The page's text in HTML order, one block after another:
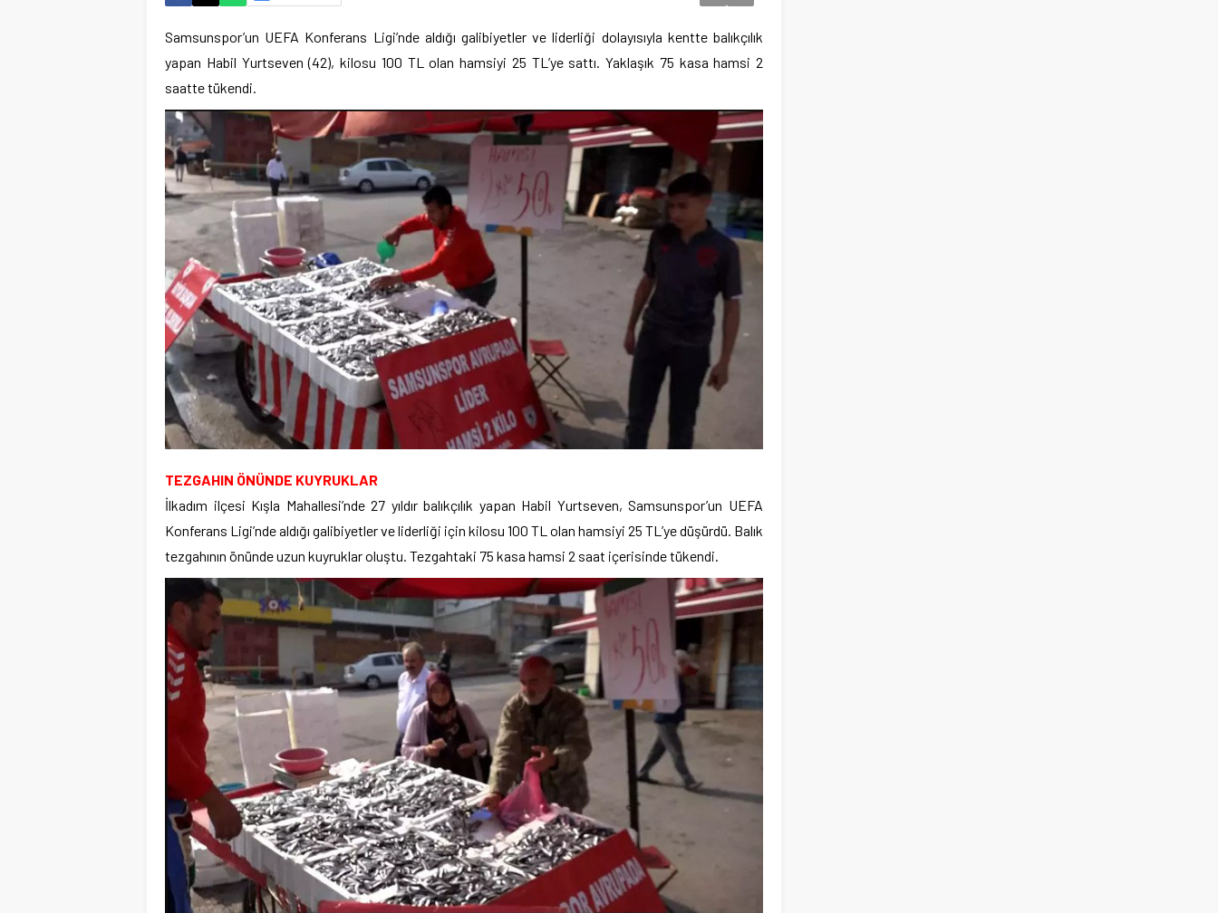
Samsunspor’un UEFA Konferans Ligi’nde aldığı galibiyetler ve liderliği dolayısıyla kentte balıkçılık
yapan Habil Yurtseven (42), kilosu 100 TL olan hamsiyi 25 TL’ye sattı. Yaklaşık 75 kasa hamsi 2
saatte tükendi.
TEZGAHIN ÖNÜNDE KUYRUKLAR
İlkadım ilçesi Kışla Mahallesi’nde 27 yıldır balıkçılık yapan Habil Yurtseven, Samsunspor’un UEFA
Konferans Ligi’nde aldığı galibiyetler ve liderliği için kilosu 100 TL olan hamsiyi 25 TL’ye düşürdü. Balık
tezgahının önünde uzun kuyruklar oluştu. Tezgahtaki 75 kasa hamsi 2 saat içerisinde tükendi.